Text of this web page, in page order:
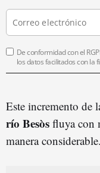
De conformidad con el
los datos facilitados con la
Este incremento de
río Besòs fluya con
manera considerable.